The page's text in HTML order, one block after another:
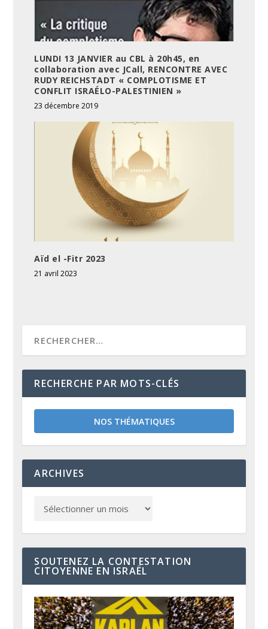
LUNDI 13 JANVIER au CBL à 20h45, en
collaboration avec JCall, RENCONTRE AVEC
RUDY REICHSTADT « COMPLOTISME ET
CONFLIT ISRAÉLO-PALESTINIEN »
23 décembre 2019
Aïd el -Fitr 2023
21 avril 2023
RECHERCHE PAR MOTS-CLÉS
NOS THÉMATIQUES
ARCHIVES
SOUTENEZ LA CONTESTATION
CITOYENNE EN ISRAËL